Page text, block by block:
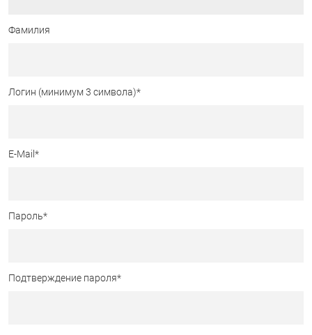
Фамилия
Логин (минимум 3 символа)*
E-Mail *
Пароль*
Подтверждение пароля*